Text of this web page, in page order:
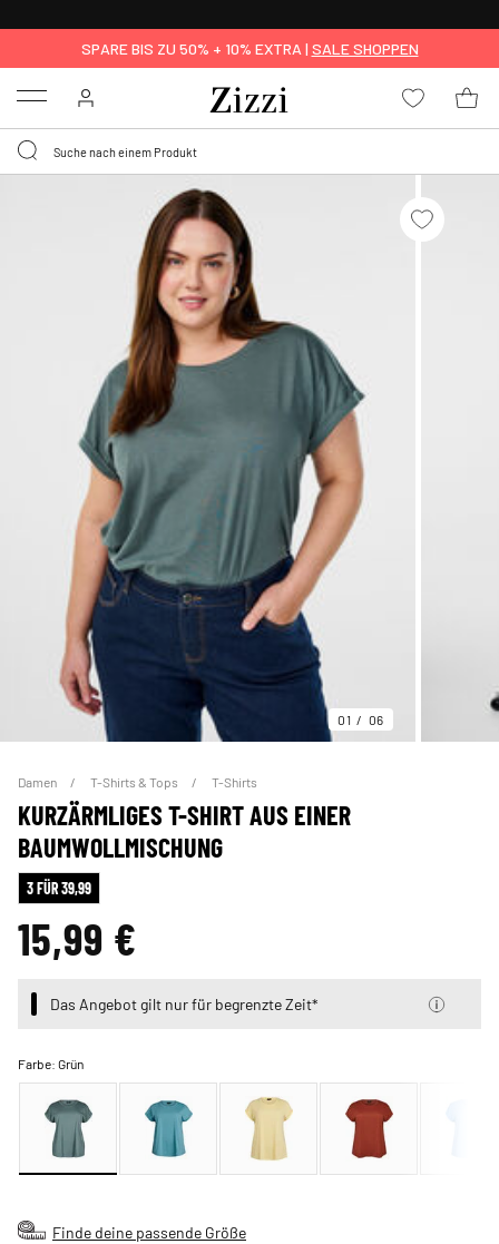
SPARE BIS ZU 50% + 10% EXTRA | SALE SHOPPEN
Menu
01 06
Damen T-Shirts & Tops T-Shirts
KURZÄRMLIGES T-SHIRT AUS EINER
BAUMWOLLMISCHUNG
3 FÜR 39,99
15,99 €
Das Angebot gilt nur für begrenzte Zeit*
Farbe:Grün
Finde deine passende Größe